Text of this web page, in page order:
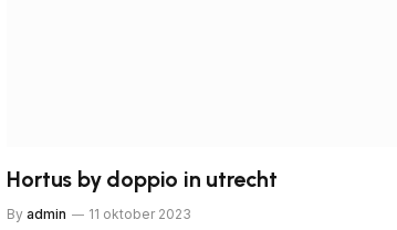
Hortus by doppio in utrecht
By admin 11 oktober 2023